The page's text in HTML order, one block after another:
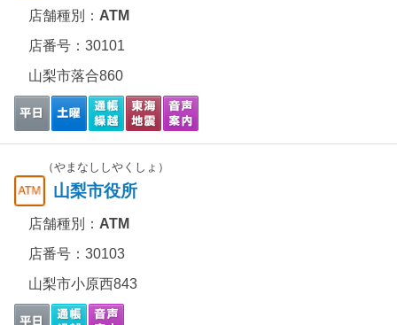
店舗種別： ATM
店番号：30101
山梨市落合860
（やまなししやくしょ）
山梨市役所
店舗種別： ATM
店番号：30103
山梨市小原西843